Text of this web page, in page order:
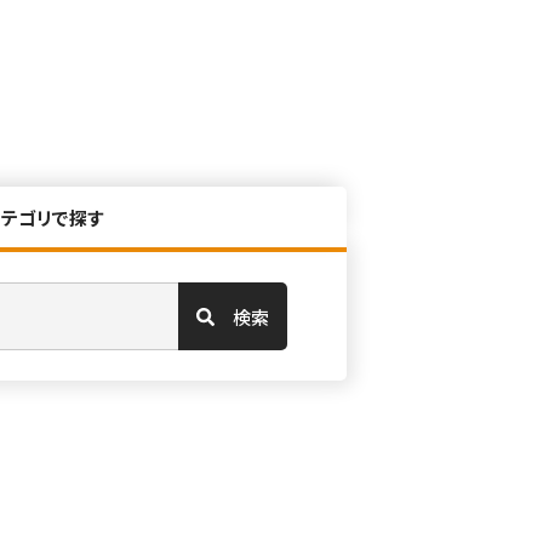
ゴリで探す
検索